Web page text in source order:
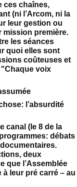
ces chaînes,
(ni l’Arcom, ni la
leur gestion ou
mission première.
les séances
quoi elles sont
coûteuses et
voix
l’absurdité
canal (le 8 de la
débats
deux
que l’Assemblée
leur pré carré – au